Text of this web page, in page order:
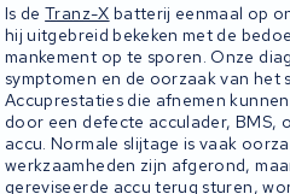
Is deTranz-X batterij eenmaal op
hij uitgebreid bekeken met de
mankement op te sporen. Onze
symptomen en de oorzaak van het
Accuprestaties die afnemen
door een defecte acculader, BMS,
accu. Normale slijtage is vaak
werkzaamheden zijn afgerond,
gereviseerde accu terug sturen,